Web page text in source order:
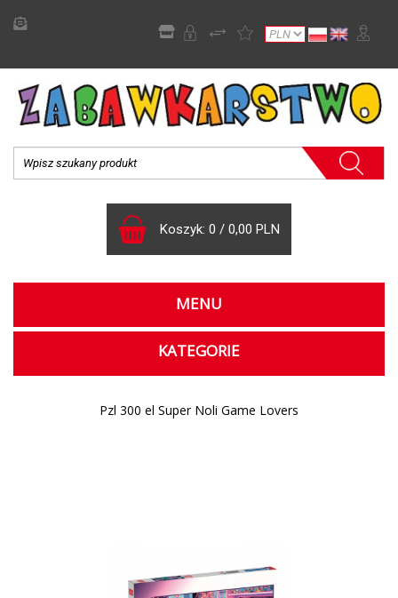
Koszyk: 0 / 0,00 PLN
MENU
KATEGORIE
Pzl 300 el Super Noli Game Lovers